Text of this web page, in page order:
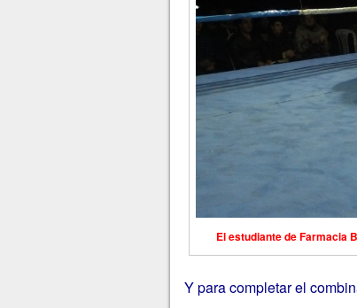
El estudiante de Farmacia
Y para completar el